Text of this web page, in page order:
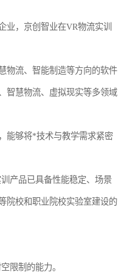
业，京创智业在VR物流实训
物流、智能制造等方向的软件
智慧物流、虚拟现实等多领域
能够将*技术与教学需求紧密
产品已具备性能稳定、场景
院校和职业院校实验室建设的
限制的能力。